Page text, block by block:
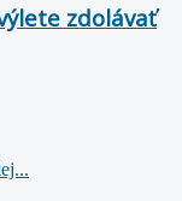
zdolávať